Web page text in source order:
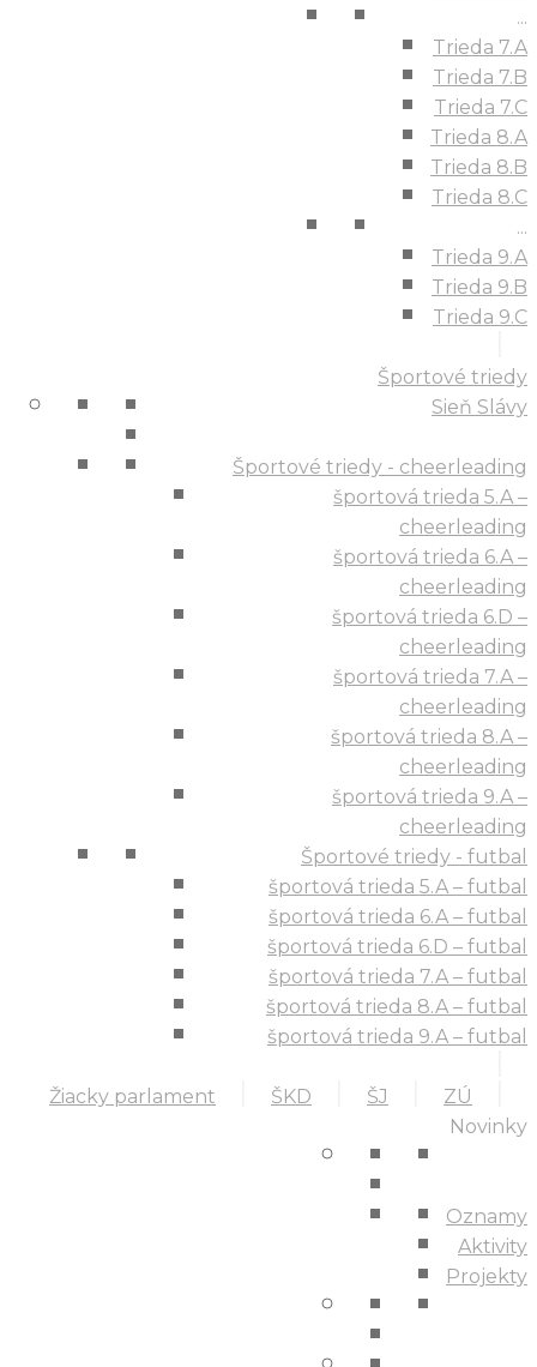
...
Trieda 7.A
Trieda 7.B
Trieda 7.C
Trieda 8.A
Trieda 8.B
Trieda 8.C
...
Trieda 9.A
Trieda 9.B
Trieda 9.C
Športové triedy
Sieň Slávy
Športové triedy - cheerleading
športová trieda 5.A –
cheerleading
športová trieda 6.A –
cheerleading
športová trieda 6.D –
cheerleading
športová trieda 7.A –
cheerleading
športová trieda 8.A –
cheerleading
športová trieda 9.A –
cheerleading
Športové triedy - futbal
športová trieda 5.A – futbal
športová trieda 6.A – futbal
športová trieda 6.D – futbal
športová trieda 7.A – futbal
športová trieda 8.A – futbal
športová trieda 9.A – futbal
Žiacky parlament ŠKD ŠJ ZÚ
Novinky
Oznamy
Aktivity
Projekty